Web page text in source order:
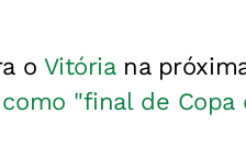
o Vitóriana
"final de